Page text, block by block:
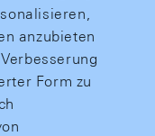
anzubieten
Form zu